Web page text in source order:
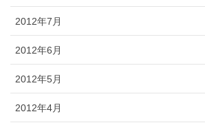
2012年7月
2012年6月
2012年5月
2012年4月